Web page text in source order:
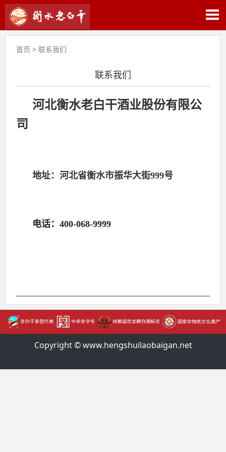
首页 >联系我们
联系我们
河北衡水老白干酒业股份有限公
司
地址：河北省衡水市振华大街999号
电话：400-068-9999
Copyright © www.hengshuilaobaigan.net